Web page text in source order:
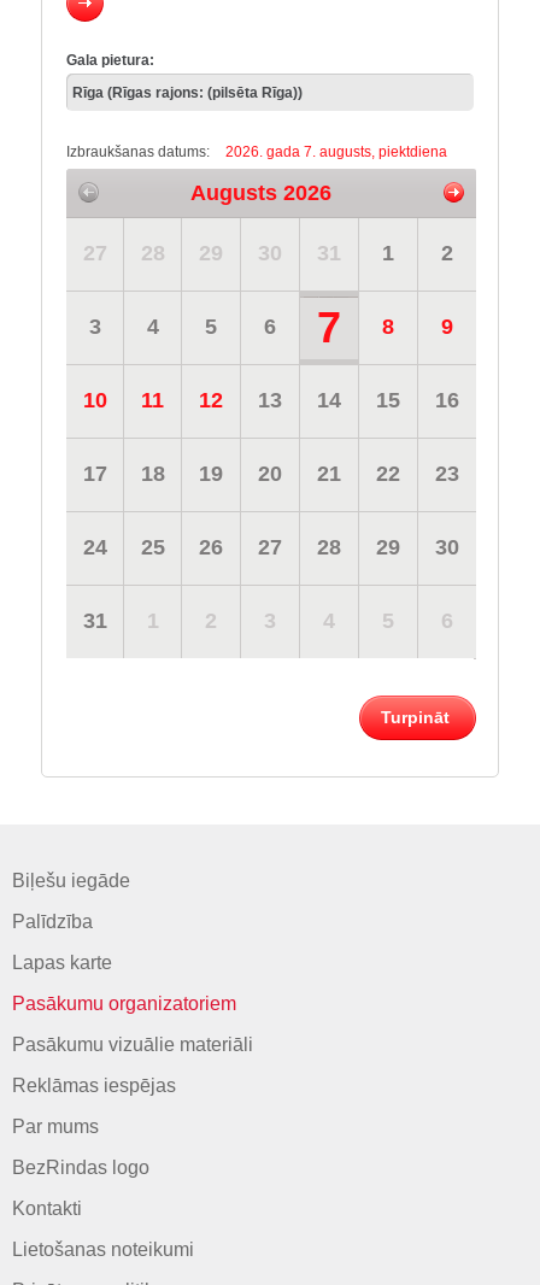
Gala pietura:
Izbraukšanas datums: 2026. gada 7. augusts, piektdiena
Augusts 2026
27 28 29 30 31 1 2
3 4 5 6 7 8 9
10 11 12 13 14 15 16
17 18 19 20 21 22 23
24 25 26 27 28 29 30
31 1 2 3 4 5 6
Turpināt
Biļešu iegāde
Palīdzība
Lapas karte
Pasākumu organizatoriem
Pasākumu vizuālie materiāli
Reklāmas iespējas
Par mums
BezRindas logo
Kontakti
Lietošanas noteikumi